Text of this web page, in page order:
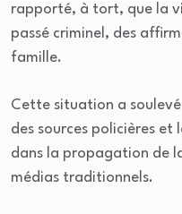
rapporté, à tort, que la
passé criminel, des
famille.
Cette situation a
des sources policières et
dans la propagation de
médias traditionnels.